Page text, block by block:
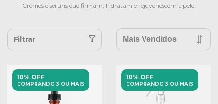
Cremes e séruns que firmam, hidratam e rejuvenescem a pele.
Filtrar
10% OFF
COMPRANDO 3 OU MAIS
10% OFF
COMPRANDO 3 OU MAIS